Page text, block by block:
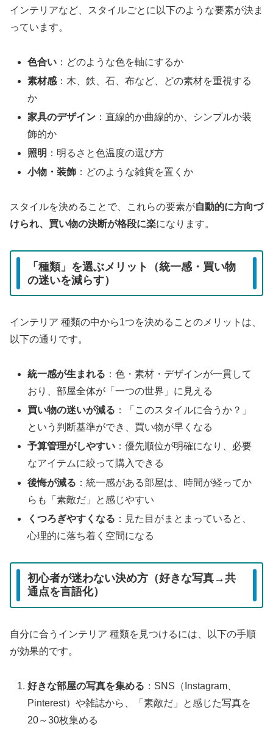
インテリアなど、スタイルごとに以下のような要素が決ま
っています。
色合い ：どのような色を軸にするか
素材感 ：木、鉄、石、布など、どの素材を重視する
か
家具のデザイン ：直線的か曲線的か、シンプルか装
飾的か
照明 ：明るさと色温度の選び方
小物・装飾 ：どのような雑貨を置くか
スタイルを決めることで、これらの要素が自動的に方向づ
けられ、買い物の決断が格段に楽になります。
「種類」を選ぶメリット（統一感・買い物
の迷いを減らす）
インテリア 種類の中から1つを決めることのメリットは、
以下の通りです。
統一感が生まれる ：色・素材・デザインが一貫して
おり、部屋全体が「一つの世界」に見える
買い物の迷いが減る ：「このスタイルに合うか？」
という判断基準ができ、買い物が早くなる
予算管理がしやすい ：優先順位が明確になり、必要
なアイテムに絞って購入できる
後悔が減る ：統一感がある部屋は、時間が経ってか
らも「素敵だ」と感じやすい
くつろぎやすくなる ：見た目がまとまっていると、
心理的に落ち着く空間になる
初心者が迷わない決め方（好きな写真→共
通点を言語化）
自分に合うインテリア 種類を見つけるには、以下の手順
が効果的です。
好きな部屋の写真を集める ：SNS（Instagram、
Pinterest）や雑誌から、「素敵だ」と感じた写真を
20～30枚集める